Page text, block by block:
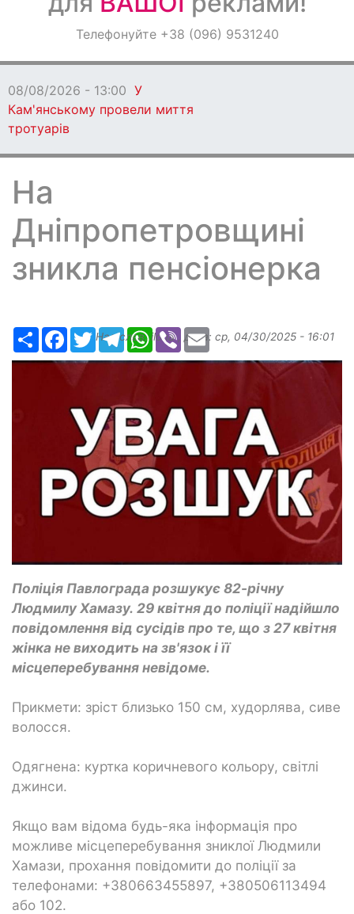
ОголошенняТелефонуйте +38 (096) 9531240
08/08/2026 - 13:00 У
Кам'янському провели миття
тротуарів
На
Дніпропетровщині
зникла пенсіонерка
РесурсFacebook
TwitterTelegramWhatsApp
ViberEmail
Надіслав:ilona, дата: ср, 04/30/2025 - 16:01
Поліція Павлограда розшукує 82-річну
Людмилу Хамазу. 29 квітня до поліції надійшло
повідомлення від сусідів про те, що з 27 квітня
жінка не виходить на зв'язок і її
місцеперебування невідоме.
Прикмети: зріст близько 150 см, худорлява, сиве
волосся.
Одягнена: куртка коричневого кольору, світлі
джинси.
Якщо вам відома будь-яка інформація про
можливе місцеперебування зниклої Людмили
Хамази, прохання повідомити до поліції за
телефонами: +380663455897, +380506113494
або 102.